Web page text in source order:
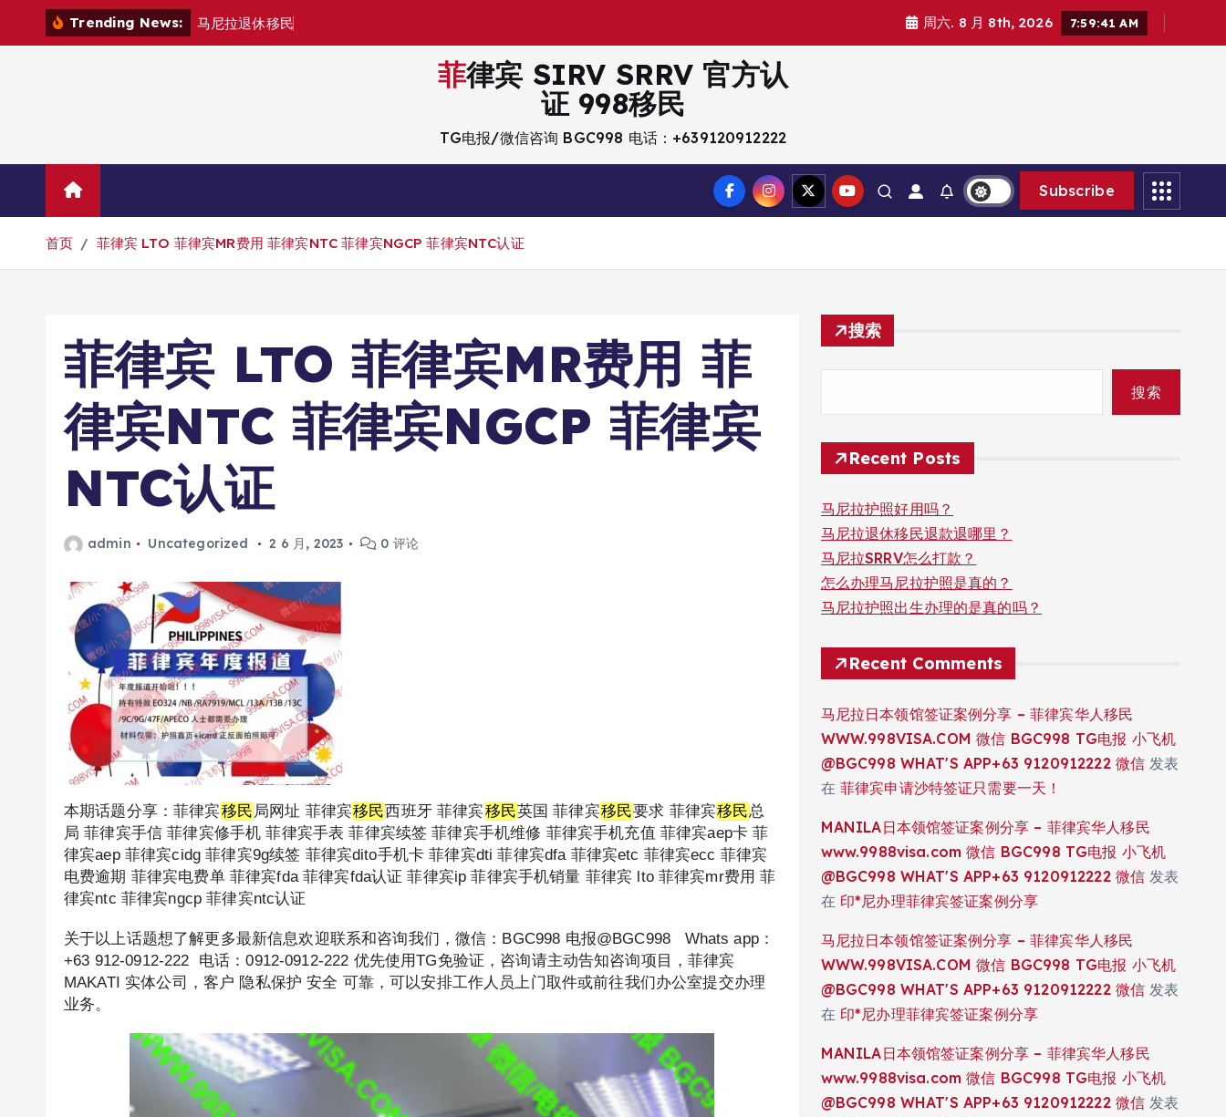
Trending News: 马 尼拉退休移民 周六. 8 月 8th, 2026 7:59:42 AM
菲律宾 SIRV SRRV 官方认
证 998移民
TG电报/微信咨询 BGC998 电话：+639120912222
Subscribe
首页 菲律宾 LTO 菲律宾MR费用 菲律宾NTC 菲律宾NGCP 菲律宾NTC认证
菲律宾 LTO 菲律宾MR费用 菲
律宾NTC 菲律宾NGCP 菲律宾
NTC认证
admin Uncategorized 2 6 月, 2023 0 评论
本期话题分享：菲律宾移民 局网址 菲律宾移民西班牙 菲律宾移民英国 菲律宾移民要求 菲律宾移民总
局 菲律宾手信 菲律宾修手机 菲律宾手表 菲律宾续签 菲律宾手机维修 菲律宾手机充值 菲律宾aep卡 菲
律宾aep 菲律宾cidg 菲律宾9g续签 菲律宾dito手机卡 菲律宾dti 菲律宾dfa 菲律宾etc 菲律宾ecc 菲律宾
电费逾期 菲律宾电费单 菲律宾fda 菲律宾fda认证 菲律宾ip 菲律宾手机销量 菲律宾 lto 菲律宾mr费用 菲
律宾ntc 菲律宾ngcp 菲律宾ntc认证
关于以上话题想了解更多最新信息欢迎联系和咨询我们，微信：BGC998 电报@BGC998 Whats app：
+63 912-0912-222 电话：0912-0912-222 优先使用TG免验证，咨询请主动告知咨询项目，菲律宾
MAKATI 实体公司，客户 隐私保护 安全 可靠，可以安排工作人员上门取件或前往我们办公室提交办理
业务。
搜索
搜索
Recent Posts
马尼拉护照好用吗？
马尼拉退休移民退款退哪里？
马尼拉SRRV怎么打款？
怎么办理马尼拉护照是真的？
马尼拉护照出生办理的是真的吗？
Recent Comments
马尼拉日本领馆签证案例分享 – 菲律宾华人移民
WWW.998VISA.COM 微信 BGC998 TG电报 小飞机
@BGC998 WHAT'S APP+63 9120912222 微信 发表
在 菲律宾申请沙特签证只需要一天！
MANILA日本领馆签证案例分享 – 菲律宾华人移民
www.9988visa.com 微信 BGC998 TG电报 小飞机
@BGC998 WHAT'S APP+63 9120912222 微信 发表
在 印*尼办理菲律宾签证案例分享
马尼拉日本领馆签证案例分享 – 菲律宾华人移民
WWW.998VISA.COM 微信 BGC998 TG电报 小飞机
@BGC998 WHAT'S APP+63 9120912222 微信 发表
在 印*尼办理菲律宾签证案例分享
MANILA日本领馆签证案例分享 – 菲律宾华人移民
www.9988visa.com 微信 BGC998 TG电报 小飞机
@BGC998 WHAT'S APP+63 9120912222 微信 发表